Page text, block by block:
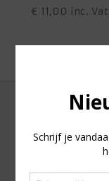
€ 11,00 inc. Vat